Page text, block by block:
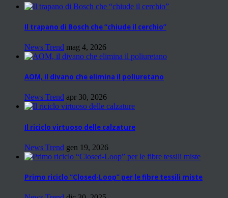
Il trapano di Bosch che “chiude il cerchio”
News Trend mag 4, 2026
AOM, il divano che elimina il poliuretano
News Trend apr 30, 2026
Il riciclo virtuoso delle calzature
News Trend gen 19, 2026
Primo riciclo “Closed-Loop” per le fibre tessili miste